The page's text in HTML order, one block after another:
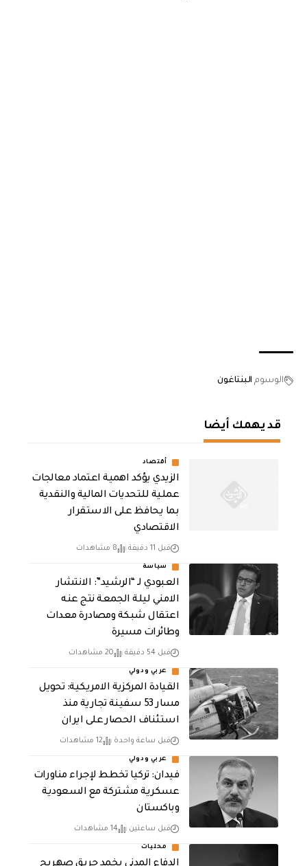
الوسوم البنتاغون
قد يهمك أيضا
أقتصاد
الزيدي يؤكد اهمية اعتماد معالجات
عملية للتحديات المالية والنقدية
بما يحافظ على الاستقرار
الاقتصادي
قبل 11 دقيقة 8 مشاهدات
سياسة
العبودي لـ “الرشيد”: الانتشار
الامني ليلة الجمعة نتج عنه
اعتقال شبكة ومصادرة معدات
وطائرات مسيرة
قبل 54 دقيقة 20 مشاهدات
عربي ودولي
القيادة المركزية الامريكية: تحويل
مسار 53 سفينة تجارية منذ
استئناف الحصار على ايران
قبل ساعة واحدة 12 مشاهدات
عربي ودولي
فيدان: تركيا تخطط لإجراء مناورات
عسكرية مشتركة مع السعودية
وباكستان
قبل ساعتين 14 مشاهدات
محليات